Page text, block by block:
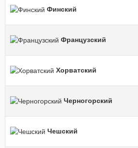
Финский
Французский
Хорватский
Черногорский
Чешский